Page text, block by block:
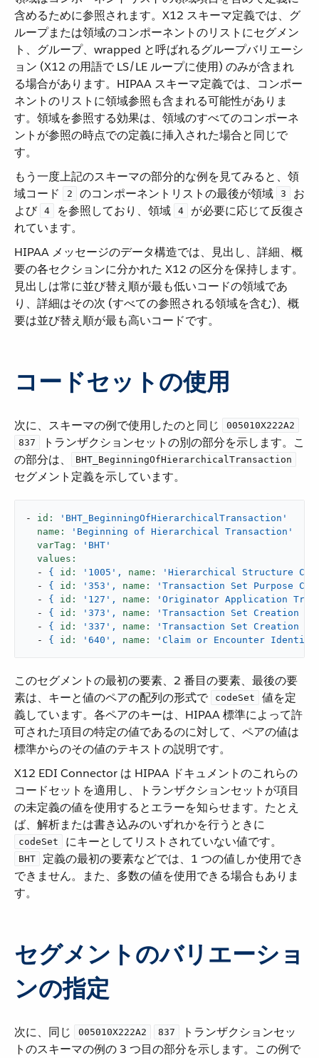
含めるために参照されます。X12 スキーマ定義では、グ
ループまたは領域のコンポーネントのリストにセグメン
ト、グループ、wrapped と呼ばれるグループバリエーシ
ョン (X12 の用語で LS/LE ループに使用) のみが含まれ
る場合があります。HIPAA スキーマ定義では、コンポー
ネントのリストに領域参照も含まれる可能性がありま
す。領域を参照する効果は、領域のすべてのコンポーネ
ントが参照の時点での定義に挿入された場合と同じで
す。
もう一度上記のスキーマの部分的な例を見てみると、領
域コード ​
2 ​ のコンポーネントリストの最後が領域 ​ 3
​ お
よび ​ 4 ​ を参照しており、領域 ​ 4
​ が必要に応じて反復さ
れています。
HIPAA メッセージのデータ構造では、見出し、詳細、概
要の各セクションに分かれた X12 の区分を保持します。
見出しは常に並び替え順が最も低いコードの領域であ
り、詳細はその次 (すべての参照される領域を含む)、概
要は並び替え順が最も高いコードです。
コードセットの使用
次に、スキーマの例で使用したのと同じ ​ 005010X222A2
837
​ トランザクションセットの別の部分を示します。こ
の部分は、​
BHT_BeginningOfHierarchicalTransaction
セグメント定義を示しています。
- id:
'BHT_BeginningOfHierarchicalTransaction'
name:
'Beginning of Hierarchical Transaction'
varTag:
'BHT'
values:
-
{ id: '1005' , name:
'Hierarchical Structure
-
{ id: '353' , name:
'Transaction Set Purpose
-
{ id: '127' , name:
'Originator Application
-
{ id: '373' , name:
'Transaction Set Creation
-
{ id: '337' , name:
'Transaction Set Creation
-
{ id: '640' , name: 'Claim or Encounter
このセグメントの最初の要素、2 番目の要素、最後の要
素は、キーと値のペアの配列の形式で ​
codeSet
​ 値を定
義しています。各ペアのキーは、HIPAA 標準によって許
可された項目の特定の値であるのに対して、ペアの値は
標準からのその値のテキストの説明です。
X12 EDI Connector は HIPAA ドキュメントのこれらの
コードセットを適用し、トランザクションセットが項目
の未定義の値を使用するとエラーを知らせます。たとえ
ば、解析または書き込みのいずれかを行うときに ​
codeSet ​ にキーとしてリストされていない値です。​
BHT
​ 定義の最初の要素などでは、1 つの値しか使用でき
できません。また、多数の値を使用できる場合もありま
す。
セグメントのバリエーショ
ンの指定
次に、同じ ​ 005010X222A2 837
​ トランザクションセッ
トのスキーマの例の 3 つ目の部分を示します。この例で